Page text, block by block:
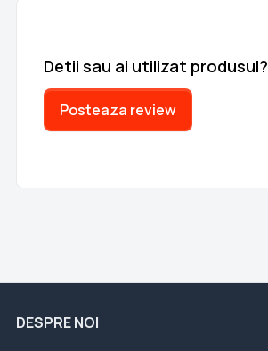
Detii sau ai utilizat produsul?
Posteaza review
DESPRE NOI